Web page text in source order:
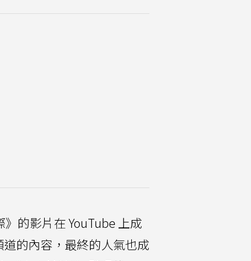
的影片在 YouTube 上成
的內容，最終的人氣也成